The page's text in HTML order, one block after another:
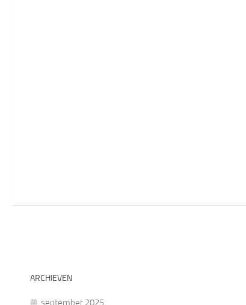
ARCHIEVEN
september 2025